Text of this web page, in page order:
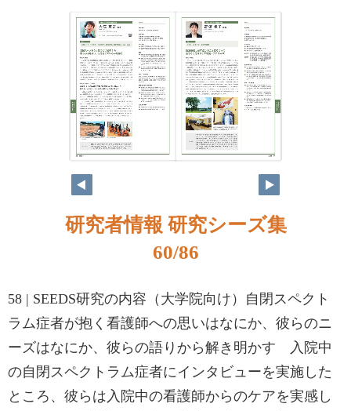
研究者情報 研究シーズ集
60/86
58 | SEEDS研究の内容（大学院向け）自閉スペクト
ラム症者が抱く看護師への思いはなにか、彼らのニ
ーズはなにか、彼らの語りから解き明かす 入院中
の自閉スペクトラム症者にインタビューを実施した
ところ、彼らは入院中の看護師からのケアを実感し